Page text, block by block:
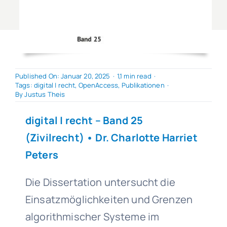
Published On: Januar 20, 2025 · 1,1 min read ·
Tags: digital | recht, OpenAccess, Publikationen ·
ByJustus Theis
digital | recht – Band 25
(Zivilrecht) • Dr. Charlotte Harriet
Peters
Die Dissertation untersucht die
Einsatzmöglichkeiten und Grenzen
algorithmischer Systeme im